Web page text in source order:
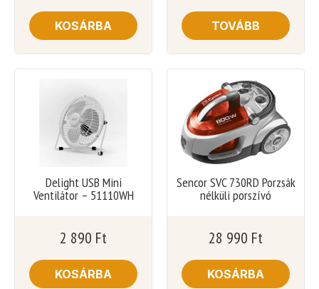
KOSÁRBA TOVÁBB
Delight USB Mini
Ventilátor – 51110WH
2 890 Ft
KOSÁRBA
Sencor SVC 730RD Porzsák
nélküli porszívó
28 990 Ft
KOSÁRBA